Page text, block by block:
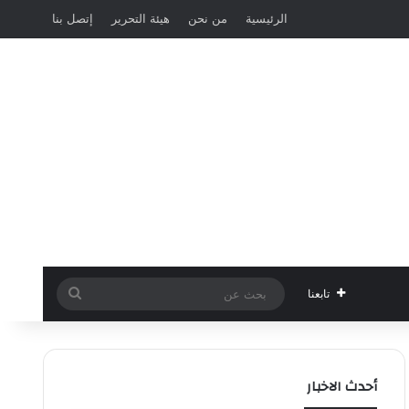
الرئيسية من نحن هيئة التحرير إتصل بنا
تابعنا
عن
أحدث الاخبار